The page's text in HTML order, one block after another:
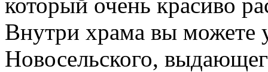
Внутри храма вы можете
Новосельского,